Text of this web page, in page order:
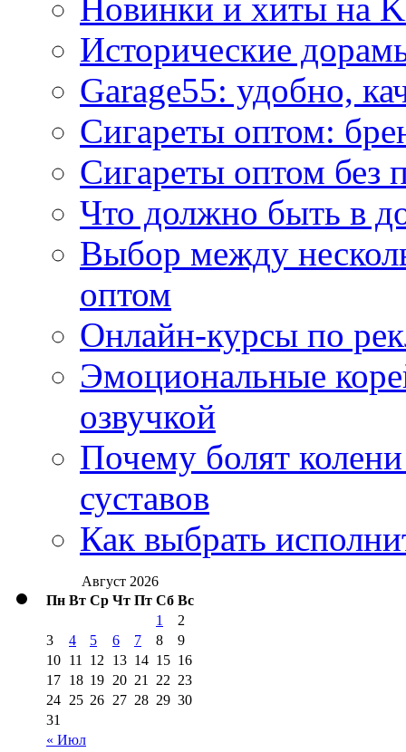
Новинки и хиты на
Исторические
Garage55: удобно,
Сигареты оптом:
Сигареты оптом без
Что должно быть в
Выбор между
оптом
Онлайн-курсы по
Эмоциональные
озвучкой
Почему болят
суставов
Как выбрать
Август 2026
Пн Вт Ср Чт Пт Сб Вс
« Июл
1
2
3
4 5 6 7 8
9
10 11 12 13 14 15 16
17 18 19 20 21 22 23
24 25 26 27 28 29 30
31